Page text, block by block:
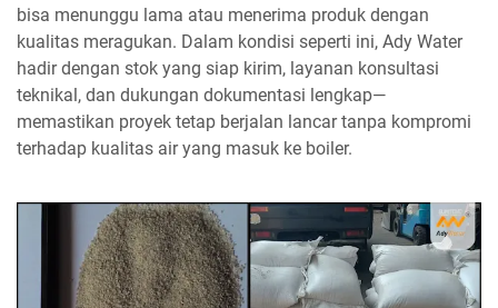
bisa menunggu lama atau menerima produk dengan
kualitas meragukan. Dalam kondisi seperti ini, Ady Water
hadir dengan stok yang siap kirim, layanan konsultasi
teknikal, dan dukungan dokumentasi lengkap—
memastikan proyek tetap berjalan lancar tanpa kompromi
terhadap kualitas air yang masuk ke boiler.